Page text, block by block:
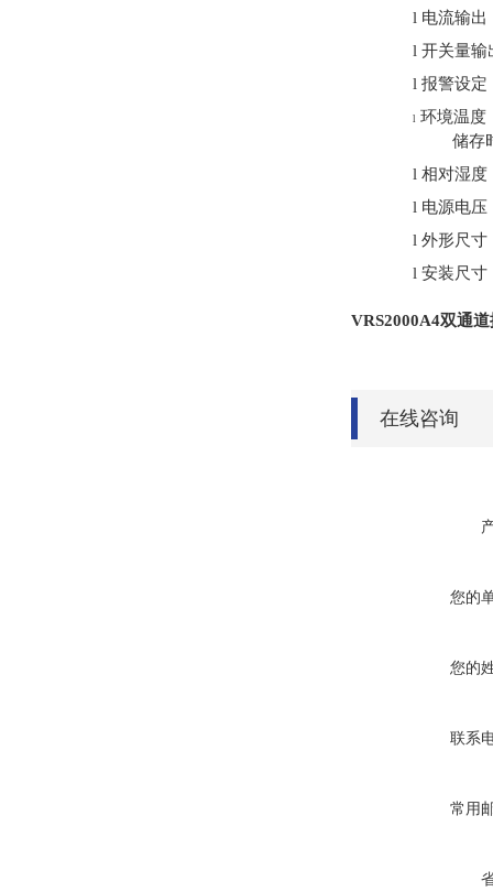
l 电流输出
l 开关量输
l 报警设定
l 环境温度
储存
l 相对湿度
l 电源电压
l 外形尺寸
l 安装尺寸
VRS2000A4双通
在线咨询
您的
您的
联系
常用